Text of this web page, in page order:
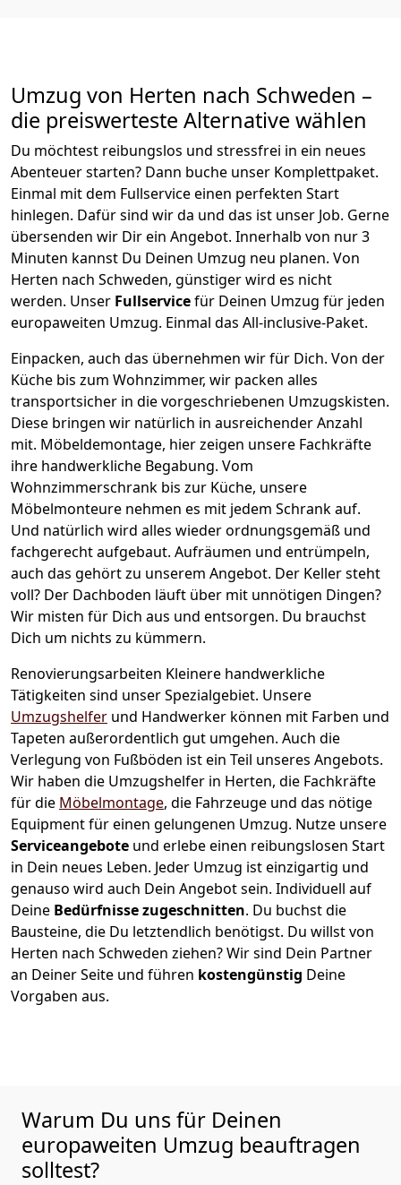
Umzug von Herten nach Schweden –
die preiswerteste Alternative wählen
Du möchtest reibungslos und stressfrei in ein neues
Abenteuer starten? Dann buche unser Komplettpaket.
Einmal mit dem Fullservice einen perfekten Start
hinlegen. Dafür sind wir da und das ist unser Job. Gerne
übersenden wir Dir ein Angebot. Innerhalb von nur3
Minuten kannst Du Deinen Umzug neu planen. Von
Herten nach Schweden, günstiger wird es nicht
werden. Unser Fullservicefür Deinen Umzug für jeden
europaweiten Umzug. Einmal das All-inclusive-Paket.
Einpacken, auch das übernehmen wir für Dich. Von der
Küche bis zum Wohnzimmer, wir packen alles
transportsicher in die vorgeschriebenen Umzugskisten.
Diese bringen wir natürlich in ausreichender Anzahl
mit. Möbeldemontage, hier zeigen unsere Fachkräfte
ihre handwerkliche Begabung. Vom
Wohnzimmerschrank bis zur Küche, unsere
Möbelmonteure nehmen es mit jedem Schrank auf.
Und natürlich wird alles wieder ordnungsgemäß und
fachgerecht aufgebaut. Aufräumen und entrümpeln,
auch das gehört zu unserem Angebot. Der Keller steht
voll? Der Dachboden läuft über mit unnötigen Dingen?
Wir misten für Dich aus und entsorgen. Du brauchst
Dich um nichts zu kümmern.
Renovierungsarbeiten Kleinere handwerkliche
Tätigkeiten sind unser Spezialgebiet. Unsere
Umzugshelfer und Handwerker können mit Farben und
Tapeten außerordentlich gut umgehen. Auch die
Verlegung von Fußböden ist ein Teil unseres Angebots.
Wir haben die Umzugshelfer in Herten, die Fachkräfte
für die Möbelmontage, die Fahrzeuge und das nötige
Equipment für einen gelungenen Umzug. Nutze unsere
Serviceangebote und erlebe einen reibungslosen Start
in Dein neues Leben. Jeder Umzug ist einzigartig und
genauso wird auch Dein Angebot sein. Individuell auf
Deine Bedürfnisse zugeschnitten. Du buchst die
Bausteine, die Du letztendlich benötigst. Du willst von
Herten nach Schweden ziehen? Wir sind Dein Partner
an Deiner Seite und führen kostengünstig Deine
Vorgaben aus.
Warum Du uns für Deinen
europaweiten Umzug beauftragen
solltest?